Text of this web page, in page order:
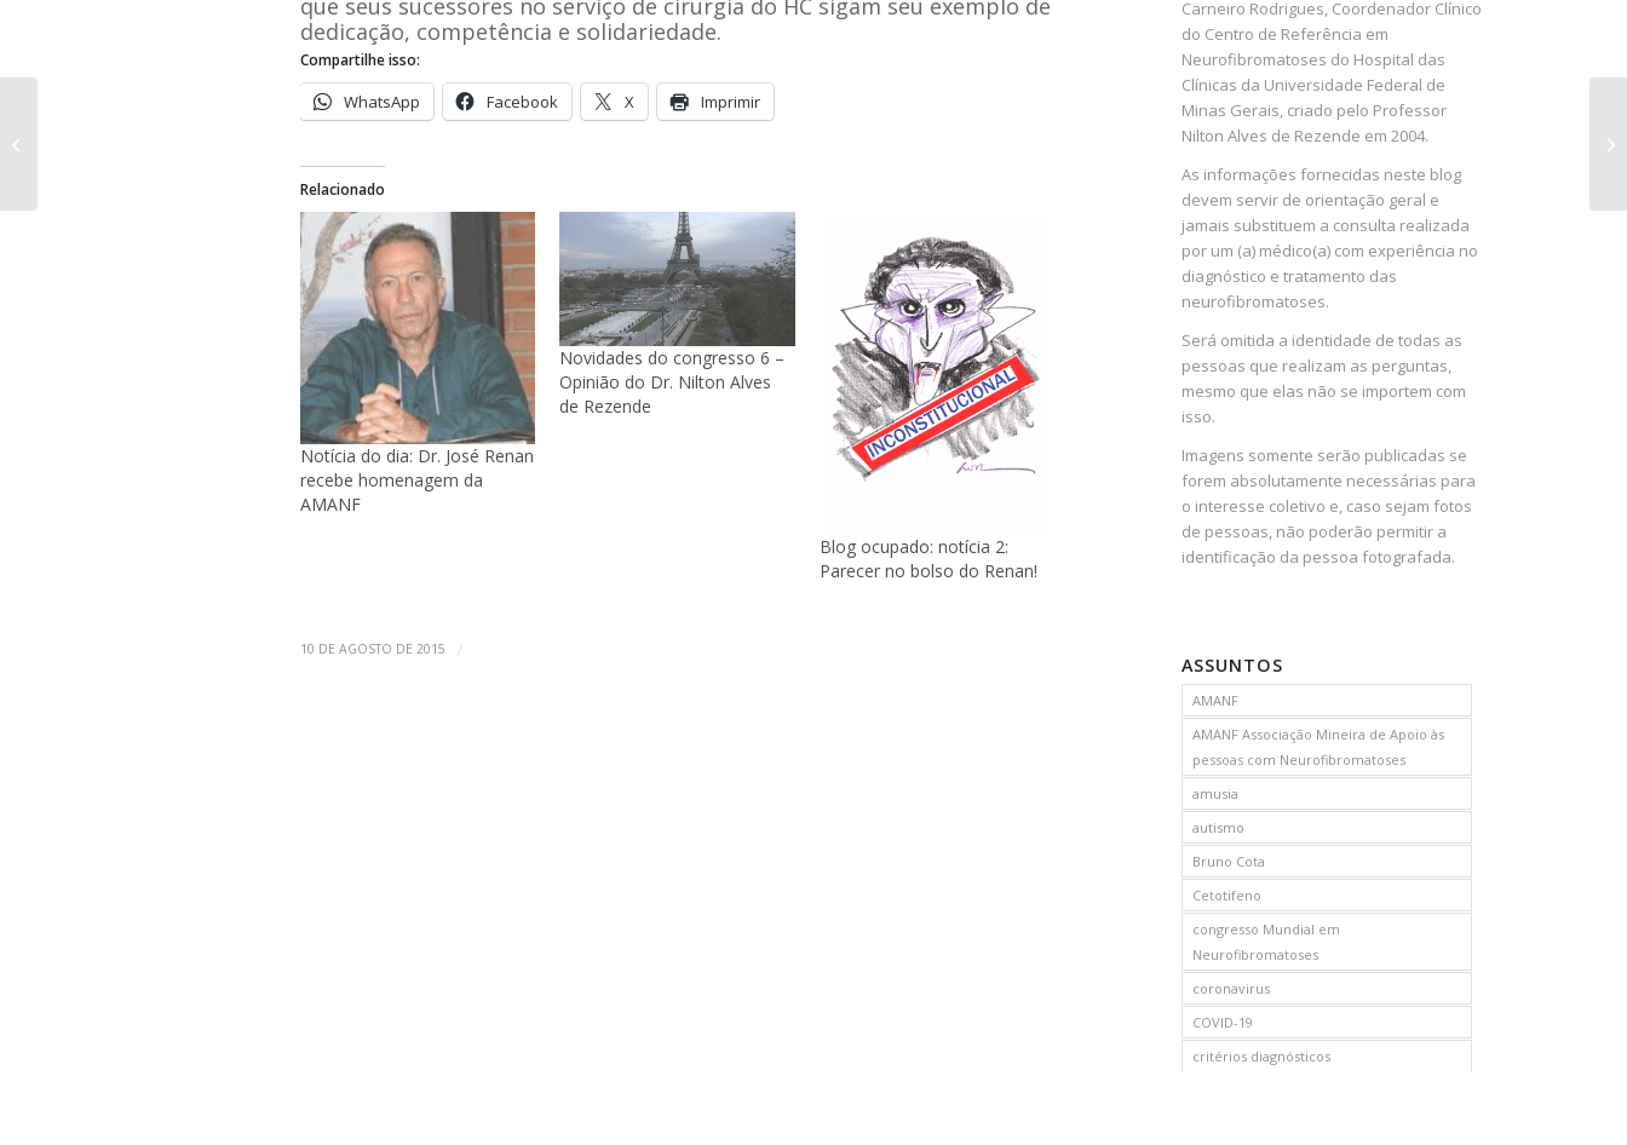
que seus sucessores no serviço de cirurgia do HC sigam seu exemplo de
dedicação, competência e solidariedade.
Compartilhe isso:
WhatsApp Facebook X Imprimir
Relacionado
Notícia do dia: Dr. José Renan
recebe homenagem da
AMANF
Novidades do congresso 6 –
Opinião do Dr. Nilton Alves
de Rezende
Blog ocupado: notícia 2:
Parecer no bolso do Renan!
10 DE AGOSTO DE 2015 /
Carneiro Rodrigues, Coordenador Clínico
do Centro de Referência em
Neurofibromatoses do Hospital das
Clínicas da Universidade Federal de
Minas Gerais, criado pelo Professor
Nilton Alves de Rezende em 2004.
As informações fornecidas neste blog
devem servir de orientação geral e
jamais substituem a consulta realizada
por um (a) médico(a) com experiência no
diagnóstico e tratamento das
neurofibromatoses.
Será omitida a identidade de todas as
pessoas que realizam as perguntas,
mesmo que elas não se importem com
isso.
Imagens somente serão publicadas se
forem absolutamente necessárias para
o interesse coletivo e, caso sejam fotos
de pessoas, não poderão permitir a
identificação da pessoa fotografada.
ASSUNTOS
AMANF
AMANF Associação Mineira de Apoio às
pessoas com Neurofibromatoses
amusia
autismo
Bruno Cota
Cetotifeno
congresso Mundial em
Neurofibromatoses
coronavirus
COVID-19
critérios diagnósticos